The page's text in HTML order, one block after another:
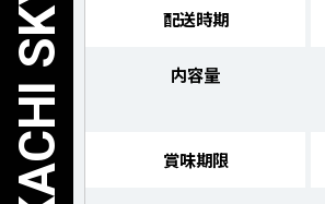
配送時期
内容量
賞味期限